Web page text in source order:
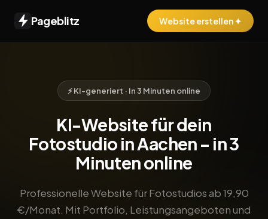
Pageblitz Website erstellen ✦
⚡ KI-generiert · In 3 Minuten online
KI-Website für dein
Fotostudio in Aachen – in 3
Minuten online
Professionelle Website für Fotostudios ab 19,90
€/Monat. Mit Portfolio, Leistungsangeboten und